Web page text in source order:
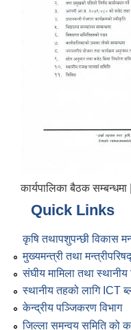
कार्यपालिका बैठक सम्बन्धमा |
Quick Links
कृषि तथापशुपन्छी विकास
मुख्यमन्त्री तथा
संघीय मामिला तथा
स्थानीय तहको लागि ICT
केन्द्रीय पञ्जिकरण विभाग
जिल्ला समन्वय समिति को